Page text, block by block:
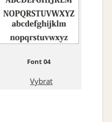
Vybrat
Font 04
Vybrat